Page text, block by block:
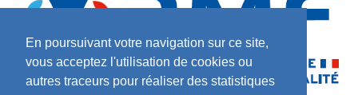
En poursuivant votre navigation sur ce site,
vous acceptez l'utilisation de cookies ou
autres traceurs pour réaliser des statistiques